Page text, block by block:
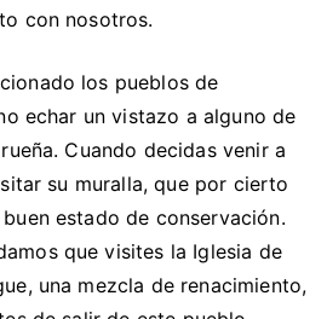
con nosotros.
los pueblos de
echar un vistazo a alguno de
Cuando decidas venir a
su muralla, que por cierto
estado de conservación.
que visites la Iglesia de
una mezcla de renacimiento,